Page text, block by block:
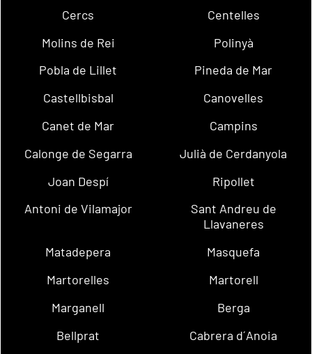
Cercs
Centelles
Molins de Rei
Polinyà
Pobla de Lillet
Pineda de Mar
Castellbisbal
Canovelles
Canet de Mar
Campins
Calonge de Segarra
Julià de Cerdanyola
Joan Despí
Ripollet
Antoni de Vilamajor
Sant Andreu de
Llavaneres
Matadepera
Masquefa
Martorelles
Martorell
Marganell
Berga
Bellprat
Cabrera d´Anoia